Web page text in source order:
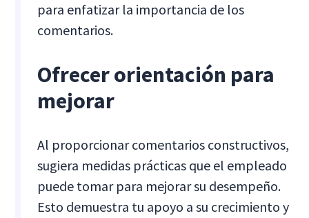
para enfatizar la importancia de los
comentarios.
Ofrecer orientación para
mejorar
Al proporcionar comentarios constructivos,
sugiera medidas prácticas que el empleado
puede tomar para mejorar su desempeño.
Esto demuestra tu apoyo a su crecimiento y